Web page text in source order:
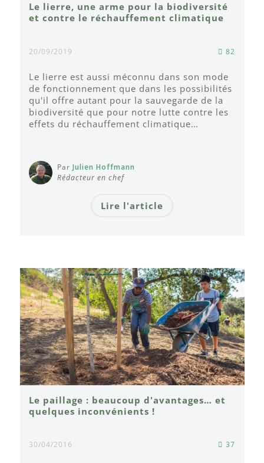
Le lierre, une arme pour la biodiversité
et contre le réchauffement climatique
20/09/2019 82
Le lierre est aussi méconnu dans son mode
de fonctionnement que dans les possibilités
qu'il offre autant pour la sauvegarde de la
biodiversité que pour notre lutte contre les
effets du réchauffement climatique…
Par Julien Hoffmann
Rédacteur en chef
Lire l'article
Le paillage : beaucoup d'avantages… et
quelques inconvénients !
30/04/2016 37